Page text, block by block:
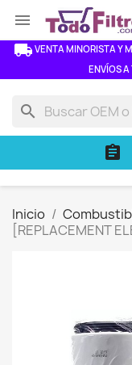

local_shipping VENTA MINORISTA Y
ENVÍOS A
search
assignment
Inicio
[REPLACEMENT